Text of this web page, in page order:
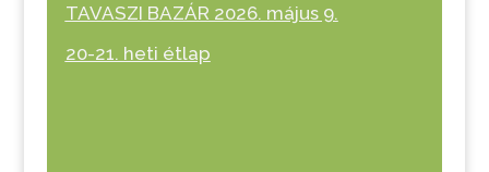
TAVASZI BAZÁR 2026. május 9.
20-21. heti étlap